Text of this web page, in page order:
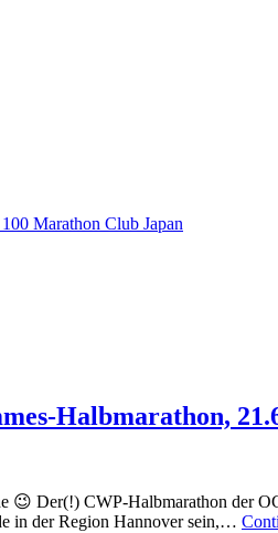
Marathon Club Japan
Halbmarathon,
😉 Der(!) CWP-Halbmarathon der
in der Region Hannover sein,…